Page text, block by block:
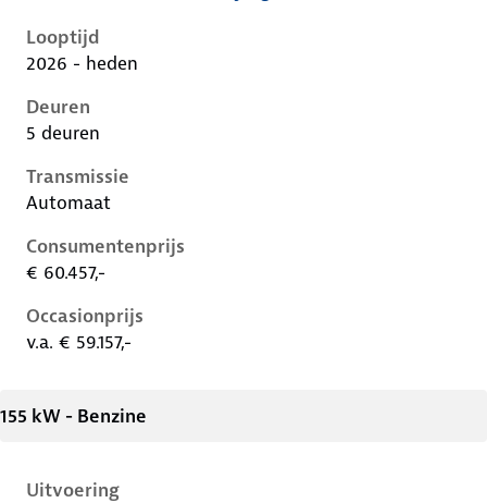
Looptijd
2026 - heden
Deuren
5 deuren
Transmissie
Automaat
Consumentenprijs
€ 60.457,-
Occasionprijs
v.a. € 59.157,-
155 kW - Benzine
Uitvoering